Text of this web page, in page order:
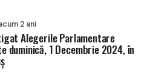
2 ani
Alegerile Parlamentare
duminică, 1 Decembrie 2024, în